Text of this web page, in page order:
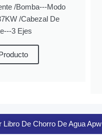
/Bomba---Modo
/Cabezal De
3 Ejes
Libro De Chorro De Agua Apw